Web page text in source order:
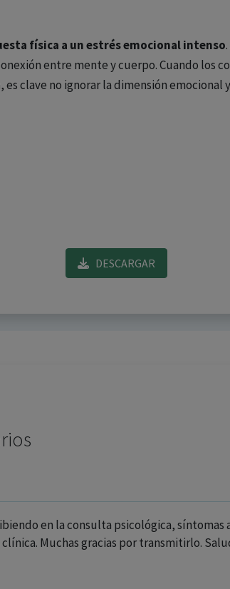
física a un estrés emocional intenso
entre mente y cuerpo. Cuando los
clave no ignorar la dimensión emocional
DESCARGAR
en la consulta psicológica,
Muchas gracias por transmitirlo.